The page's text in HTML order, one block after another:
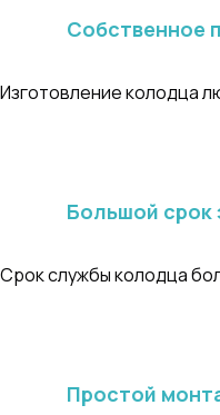
Собственное
Изготовление колодца
Большой срок
Срок службы колодца
Простой